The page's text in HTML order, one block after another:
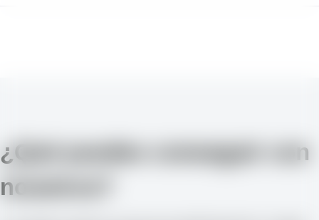
¿Qué puedes conseguir con
nosotros?